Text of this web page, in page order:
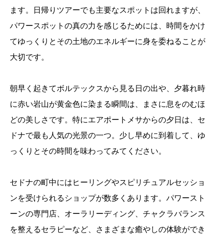
ます。日帰りツアーでも主要なスポットは回れますが、
パワースポットの真の力を感じるためには、時間をかけ
てゆっくりとその土地のエネルギーに身を委ねることが
大切です。
朝早く起きてボルテックスから見る日の出や、夕暮れ時
に赤い岩山が黄金色に染まる瞬間は、まさに息をのむほ
どの美しさです。特にエアポートメサからの夕日は、セ
ドナで最も人気の光景の一つ。少し早めに到着して、ゆ
っくりとその時間を味わってみてください。
セドナの町中にはヒーリングやスピリチュアルセッショ
ンを受けられるショップが数多くあります。パワースト
ーンの専門店、オーラリーディング、チャクラバランス
を整えるセラピーなど、さまざまな癒やしの体験ができ